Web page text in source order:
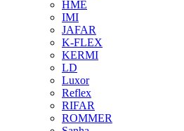
HME
IMI
JAFAR
K-FLEX
KERMI
LD
Luxor
Reflex
RIFAR
ROMMER